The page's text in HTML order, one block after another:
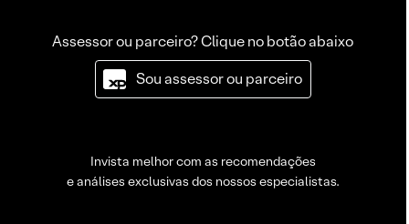
Assessor ou parceiro? Clique no botão abaixo
Sou assessor ou parceiro
Invista melhor com as recomendações
e análises exclusivas dos nossos especialistas.